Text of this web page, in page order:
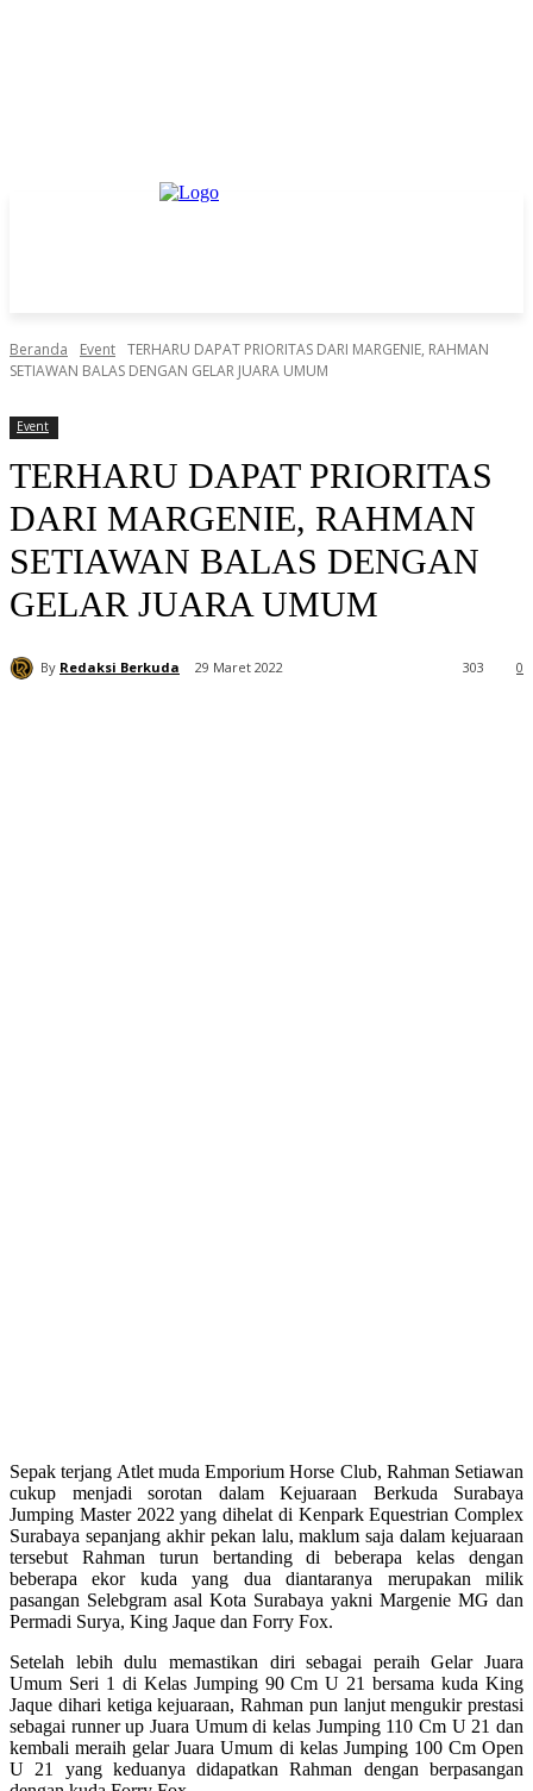
Beranda Event TERHARU DAPAT PRIORITAS DARI MARGENIE, RAHMAN
SETIAWAN BALAS DENGAN GELAR JUARA UMUM
Event
TERHARU DAPAT PRIORITAS
DARI MARGENIE, RAHMAN
SETIAWAN BALAS DENGAN
GELAR JUARA UMUM
By Redaksi Berkuda 29 Maret 2022 0
303
Sepak terjang Atlet muda Emporium Horse Club, Rahman Setiawan
cukup menjadi sorotan dalam Kejuaraan Berkuda Surabaya
Jumping Master 2022 yang dihelat di Kenpark Equestrian Complex
Surabaya sepanjang akhir pekan lalu, maklum saja dalam kejuaraan
tersebut Rahman turun bertanding di beberapa kelas dengan
beberapa ekor kuda yang dua diantaranya merupakan milik
pasangan Selebgram asal Kota Surabaya yakni Margenie MG dan
Permadi Surya, King Jaque dan Forry Fox.
Setelah lebih dulu memastikan diri sebagai peraih Gelar Juara
Umum Seri 1 di Kelas Jumping 90 Cm U 21 bersama kuda King
Jaque dihari ketiga kejuaraan, Rahman pun lanjut mengukir prestasi
sebagai runner up Juara Umum di kelas Jumping 110 Cm U 21 dan
kembali meraih gelar Juara Umum di kelas Jumping 100 Cm Open
U 21 yang keduanya didapatkan Rahman dengan berpasangan